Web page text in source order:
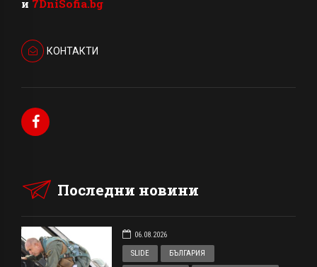
и 7DniSofia.bg
КОНТАКТИ
Последни новини
06.08.2026
SLIDE
БЪЛГАРИЯ